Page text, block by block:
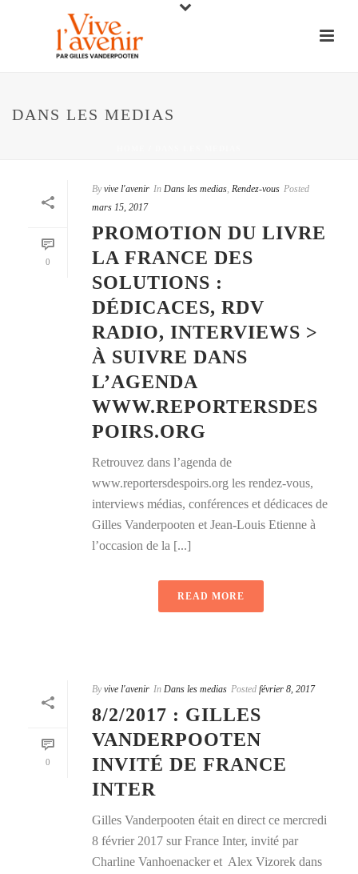
DANS LES MEDIAS
0
By vive l'avenir In Dans les medias, Rendez-vous Posted
mars 15, 2017
PROMOTION DU LIVRE
LA FRANCE DES
SOLUTIONS :
DÉDICACES, RDV
RADIO, INTERVIEWS >
À SUIVRE DANS
L’AGENDA
WWW.REPORTERSDES
POIRS.ORG
Retrouvez dans l’agenda de
www.reportersdespoirs.org les rendez-vous,
interviews médias, conférences et dédicaces de
Gilles Vanderpooten et Jean-Louis Etienne à
l’occasion de la [...]
READ MORE
0
By vive l'avenir In Dans les medias Posted février 8, 2017
8/2/2017 : GILLES
VANDERPOOTEN
INVITÉ DE FRANCE
INTER
Gilles Vanderpooten était en direct ce mercredi
8 février 2017 sur France Inter, invité par
Charline Vanhoenacker et Alex Vizorek dans